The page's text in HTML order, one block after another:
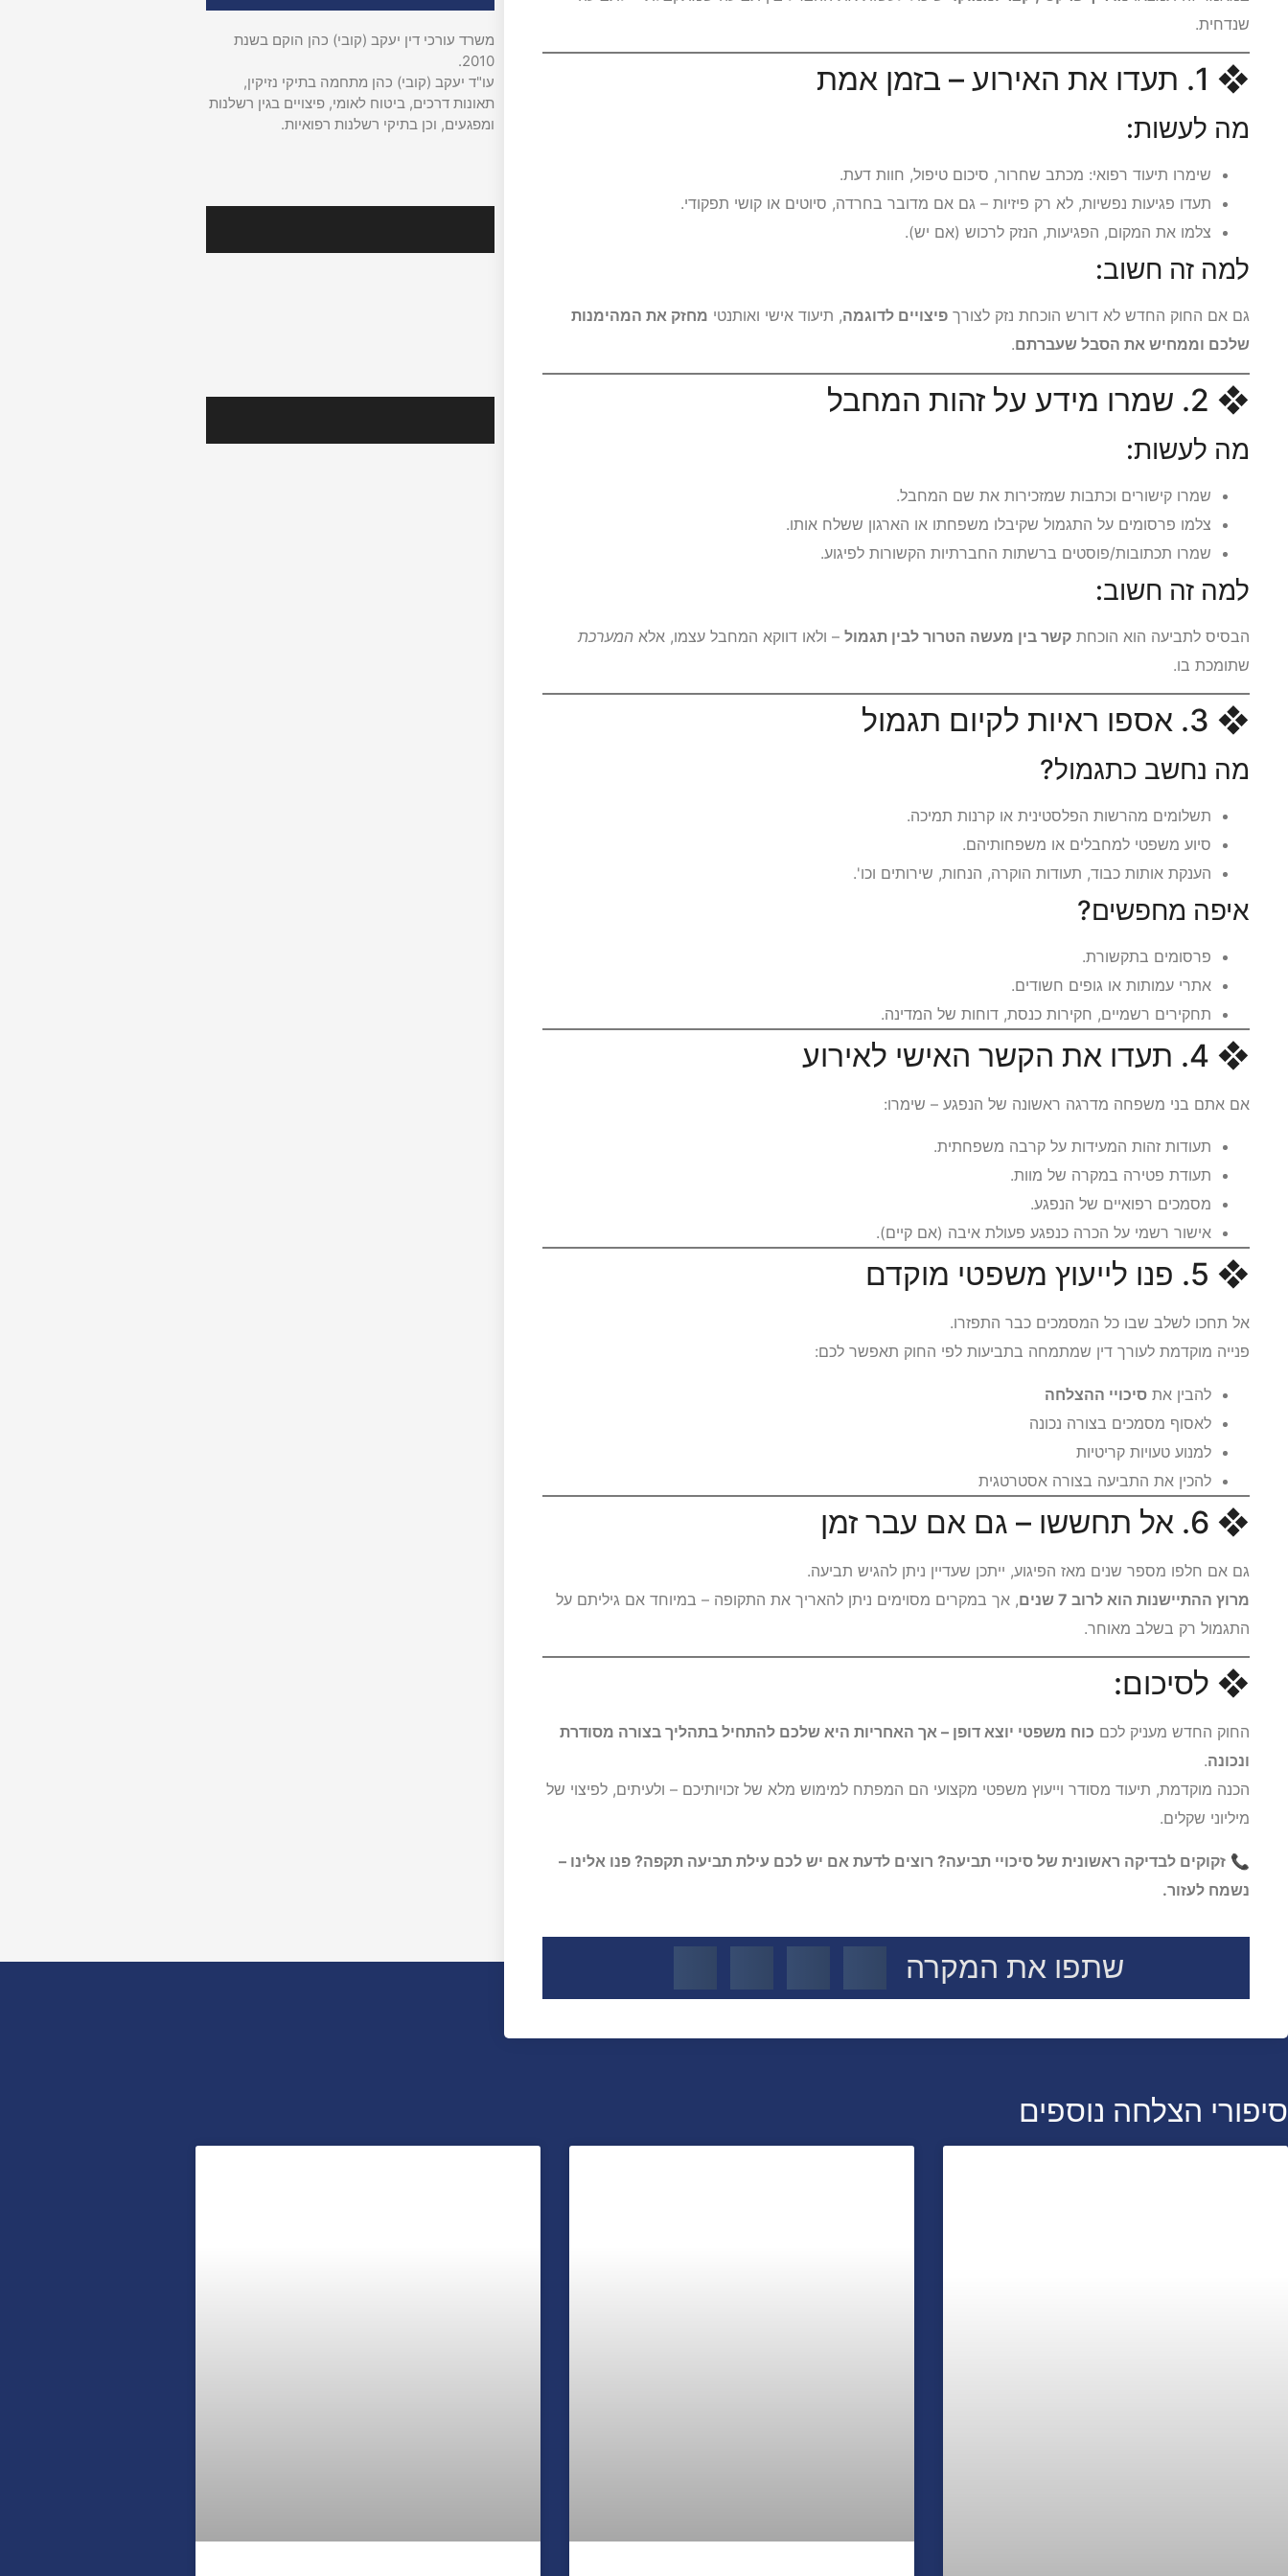
שנדחית.
❖ 1. תעדו את האירוע – בזמן אמת
מה לעשות:
שימרו תיעוד רפואי: מכתב שחרור, סיכום טיפול, חוות דעת.
תעדו פגיעות נפשיות, לא רק פיזיות – גם אם מדובר בחרדה, סיוטים או קושי תפקודי.
צלמו את המקום, הפגיעות, הנזק לרכוש (אם יש).
למה זה חשוב:
גם אם החוק החדש לא דורש הוכחת נזק לצורך פיצויים לדוגמה, תיעוד אישי ואותנטי מחזק את המהימנות
שלכם וממחיש את הסבל שעברתם.
❖ 2. שמרו מידע על זהות המחבל
מה לעשות:
שמרו קישורים וכתבות שמזכירות את שם המחבל.
צלמו פרסומים על התגמול שקיבלו משפחתו או הארגון ששלח אותו.
שמרו תכתובות/פוסטים ברשתות החברתיות הקשורות לפיגוע.
למה זה חשוב:
הבסיס לתביעה הוא הוכחת קשר בין מעשה הטרור לבין תגמול – ולאו דווקא המחבל עצמו, אלא המערכת
שתומכת בו.
❖ 3. אספו ראיות לקיום תגמול
מה נחשב כתגמול?
תשלומים מהרשות הפלסטינית או קרנות תמיכה.
סיוע משפטי למחבלים או משפחותיהם.
הענקת אותות כבוד, תעודות הוקרה, הנחות, שירותים וכו'.
איפה מחפשים?
פרסומים בתקשורת.
אתרי עמותות או גופים חשודים.
תחקירים רשמיים, חקירות כנסת, דוחות של המדינה.
❖ 4. תעדו את הקשר האישי לאירוע
אם אתם בני משפחה מדרגה ראשונה של הנפגע – שימרו:
תעודות זהות המעידות על קרבה משפחתית.
תעודת פטירה במקרה של מוות.
מסמכים רפואיים של הנפגע.
אישור רשמי על הכרה כנפגע פעולת איבה (אם קיים).
❖ 5. פנו לייעוץ משפטי מוקדם
אל תחכו לשלב שבו כל המסמכים כבר התפזרו.
פנייה מוקדמת לעורך דין שמתמחה בתביעות לפי החוק תאפשר לכם:
להבין את סיכויי ההצלחה
לאסוף מסמכים בצורה נכונה
למנוע טעויות קריטיות
להכין את התביעה בצורה אסטרטגית
❖ 6. אל תחששו – גם אם עבר זמן
גם אם חלפו מספר שנים מאז הפיגוע, ייתכן שעדיין ניתן להגיש תביעה.
מרוץ ההתיישנות הוא לרוב 7 שנים
, אך במקרים מסוימים ניתן להאריך את התקופה – במיוחד אם גיליתם על
התגמול רק בשלב מאוחר.
❖ לסיכום:
החוק החדש מעניק לכם כוח משפטי יוצא דופן – אך האחריות היא שלכם להתחיל בתהליך בצורה מסודרת
ונכונה.
הכנה מוקדמת, תיעוד מסודר וייעוץ משפטי מקצועי הם המפתח למימוש מלא של זכויותיכם – ולעיתים, לפיצוי של
מיליוני שקלים.
📞 זקוקים לבדיקה ראשונית של סיכויי תביעה? רוצים לדעת אם יש לכם עילת תביעה תקפה? פנו אלינו –
נשמח לעזור.
שתפו את המקרה
משרד עורכי דין יעקב (קובי) כהן הוקם בשנת
2010.
עו"ד יעקב (קובי) כהן מתחמה בתיקי נזיקין,
תאונות דרכים, ביטוח לאומי, פיצויים בגין רשלנות
ומפגעים, וכן בתיקי רשלנות רפואיות.
סיפורי הצלחה נוספים